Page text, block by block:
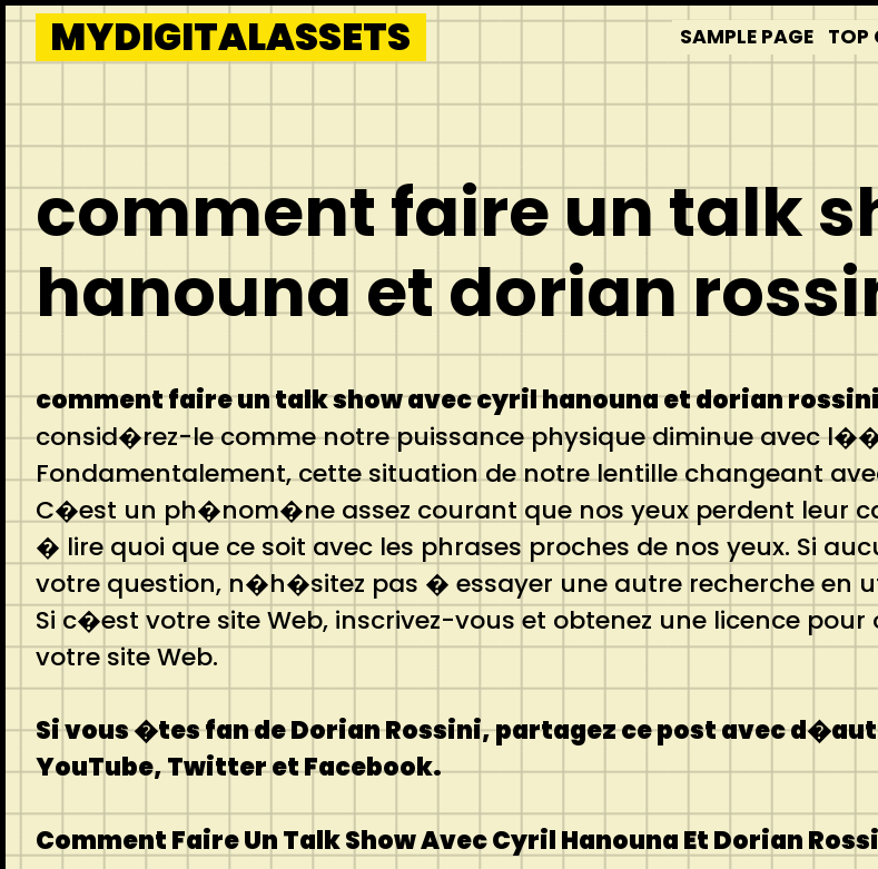
Skip
to
content
MYDIGITALASSETS SAMPLE PAGE TOP
comment faire un talk
hanouna et dorian
comment faire un talk show avec cyril hanouna et dorian
consid�rez-le comme notre puissance physique diminue avec
Fondamentalement, cette situation de notre lentille changeant
C�est un ph�nom�ne assez courant que nos yeux perdent leur
� lire quoi que ce soit avec les phrases proches de nos yeux. Si
votre question, n�h�sitez pas � essayer une autre recherche en
Si c�est votre site Web, inscrivez-vous et obtenez une licence
votre site Web.
Si vous �tes fan de Dorian Rossini, partagez ce post avec
YouTube, Twitter et Facebook.
Comment Faire Un Talk Show Avec Cyril Hanouna Et Dorian